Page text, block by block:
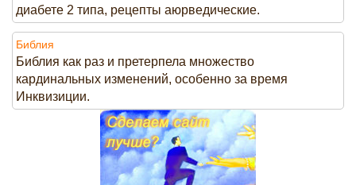
диабете 2 типа, рецепты аюрведические.
Библия
Библия как раз и претерпела множество
кардинальных изменений, особенно за время
Инквизиции.